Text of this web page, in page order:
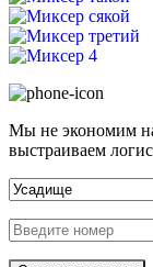
Мы не экономим
выстраиваем